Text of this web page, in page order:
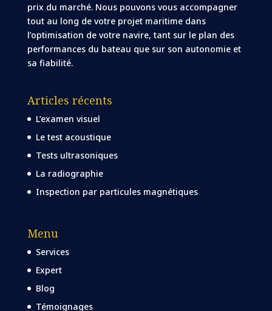
prix du marché. Nous pouvons vous accompagner
tout au long de votre projet maritime dans
l’optimisation de votre navire, tant sur le plan des
performances du bateau que sur son autonomie et
sa fiabilité.
Articles récents
L’examen visuel
Le test acoustique
Tests ultrasoniques
La radiographie
Inspection par particules magnétiques
Menu
Services
Expert
Blog
Témoignages